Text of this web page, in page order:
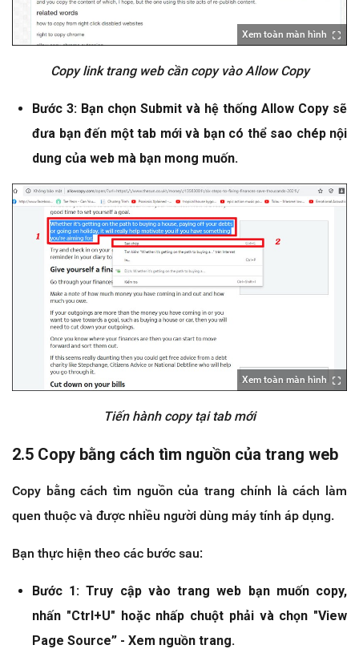
Xem toàn màn hình
Copy link trang web cần copy vào Allow Copy
Bước 3: Bạn chọn Submit và hệ thống Allow Copy sẽ
đưa bạn đến một tab mới và bạn có thể sao chép nội
dung của web mà bạn mong muốn.
Xem toàn màn hình
Tiến hành copy tại tab mới
2.5 Copy bằng cách tìm nguồn của trang web
Copy bằng cách tìm nguồn của trang chính là cách làm
quen thuộc và được nhiều người dùng máy tính áp dụng.
Bạn thực hiện theo các bước sau:
Bước 1: Truy cập vào trang web bạn muốn copy,
nhấn "Ctrl+U" hoặc nhấp chuột phải và chọn "View
Page Source” - Xem nguồn trang.